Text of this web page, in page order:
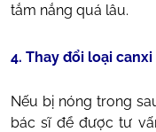
tắm nắng quá lâu.
4. Thay đổi loại
Nếu bị nóng trong
bác sĩ để được tư